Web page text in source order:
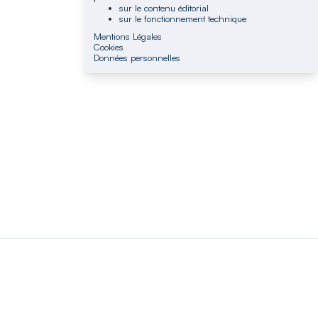
sur le contenu éditorial
sur le fonctionnement technique
Mentions Légales
Cookies
Données personnelles